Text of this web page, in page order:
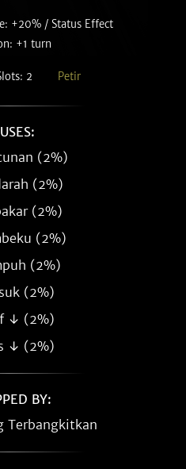
+20% / Status Effect
+1 turn
2 Petir
(2%)
(2%)
(2%)
(2%)
(2%)
(2%)
↓ (2%)
↓ (2%)
BY:
Terbangkitkan